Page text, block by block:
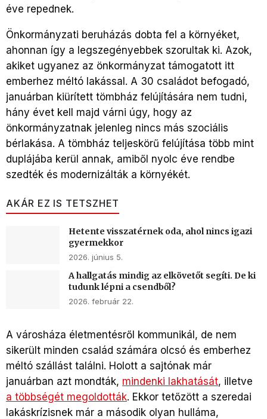
éve repednek.
Önkormányzati beruházás dobta fel a környéket,
ahonnan így a legszegényebbek szorultak ki. Azok,
akiket ugyanez az önkormányzat támogatott itt
emberhez méltó lakással. A 30 családot befogadó,
januárban kiürített tömbház felújítására nem tudni,
hány évet kell majd várni úgy, hogy az
önkormányzatnak jelenleg nincs más szociális
bérlakása. A tömbház teljeskörű felújítása több mint
duplájába kerül annak, amiből nyolc éve rendbe
szedték és modernizálták a környékét.
AKÁR EZ IS TETSZHET
Hetente visszatérnek oda, ahol nincs igazi
gyermekkor
2026. június 5.
A hallgatás mindig az elkövetőt segíti. De ki
tudunk lépni a csendből?
2026. február 22.
A városháza életmentésről kommunikál, de nem
sikerült minden család számára olcsó és emberhez
méltó szállást találni. Holott a sajtónak már
januárban azt mondták, mindenki lakhatását, illetve
a többségét megoldották. Ekkor tetőzött a szeredai
lakáskrízisnek már a második olyan hulláma,